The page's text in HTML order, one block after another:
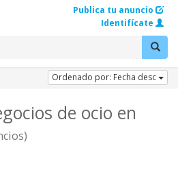
Publica tu anuncio
Identifícate
Ordenado por: Fecha desc
de ocio en